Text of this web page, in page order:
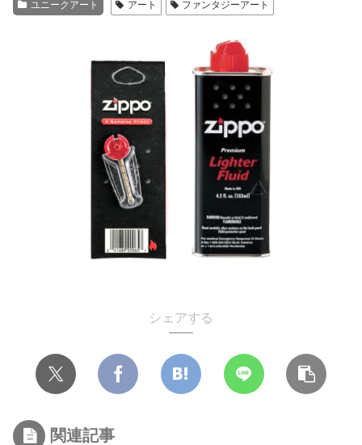
ユニークアート アート ファンタジーアート
シェアする
関連記事